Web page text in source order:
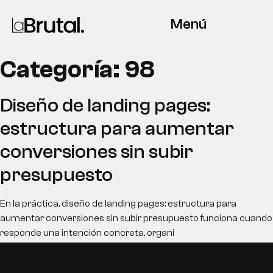
Menú
Categoría: 98
Diseño de landing pages:
estructura para aumentar
conversiones sin subir
presupuesto
En la práctica, diseño de landing pages: estructura para
aumentar conversiones sin subir presupuesto funciona cuando
responde una intención concreta, organi